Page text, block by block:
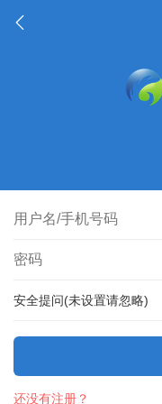
安全提问(未设置请忽略)
还没有注册？